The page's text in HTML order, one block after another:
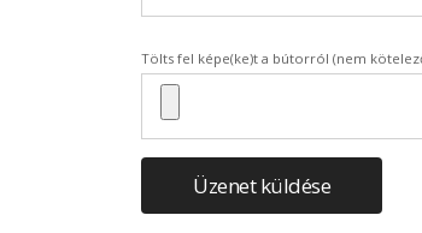
Tölts fel képe(ke)t a bútorról (nem
Üzenet küldése